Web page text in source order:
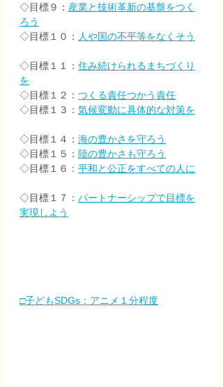
◇目標９： 産業と技術革新の基盤をつく
ろう
◇目標１０： 人や国の不平等をなくそう
◇目標１１： 住み続けられるまちづくり
を
◇目標１２： つくる責任つかう責任
◇目標１３： 気候変動に具体的な対策を
◇目標１４： 海の豊かさを守ろう
◇目標１５： 陸の豊かさも守ろう
◇目標１６： 平和と公正をすべての人に
◇目標１７： パートナーシップで目標を
実現しよう
□子どもSDGs：アニメ１分程度